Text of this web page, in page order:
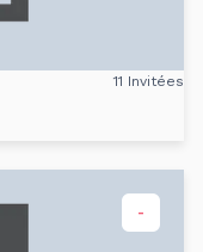
11 Invitées
-